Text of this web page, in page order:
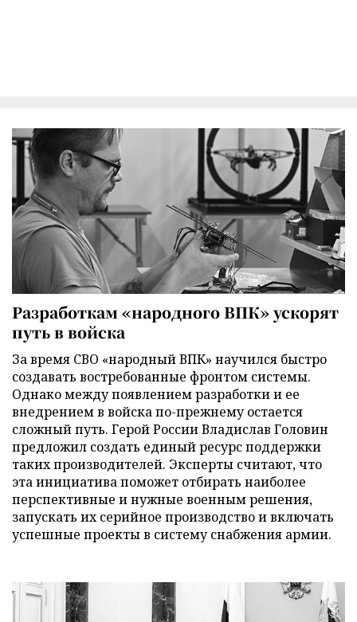
Разработкам «народного ВПК» ускорят
путь в войска
За время СВО «народный ВПК» научился быстро
создавать востребованные фронтом системы.
Однако между появлением разработки и ее
внедрением в войска по-прежнему остается
сложный путь. Герой России Владислав Головин
предложил создать единый ресурс поддержки
таких производителей. Эксперты считают, что
эта инициатива поможет отбирать наиболее
перспективные и нужные военным решения,
запускать их серийное производство и включать
успешные проекты в систему снабжения армии.